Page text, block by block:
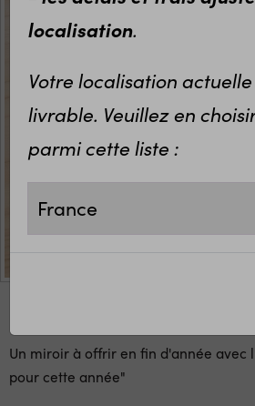
localisation.
Votre localisation
livrable. Veuillez en
parmi cette liste :
Un miroir à offrir en fin d'année avec
pour cette année"